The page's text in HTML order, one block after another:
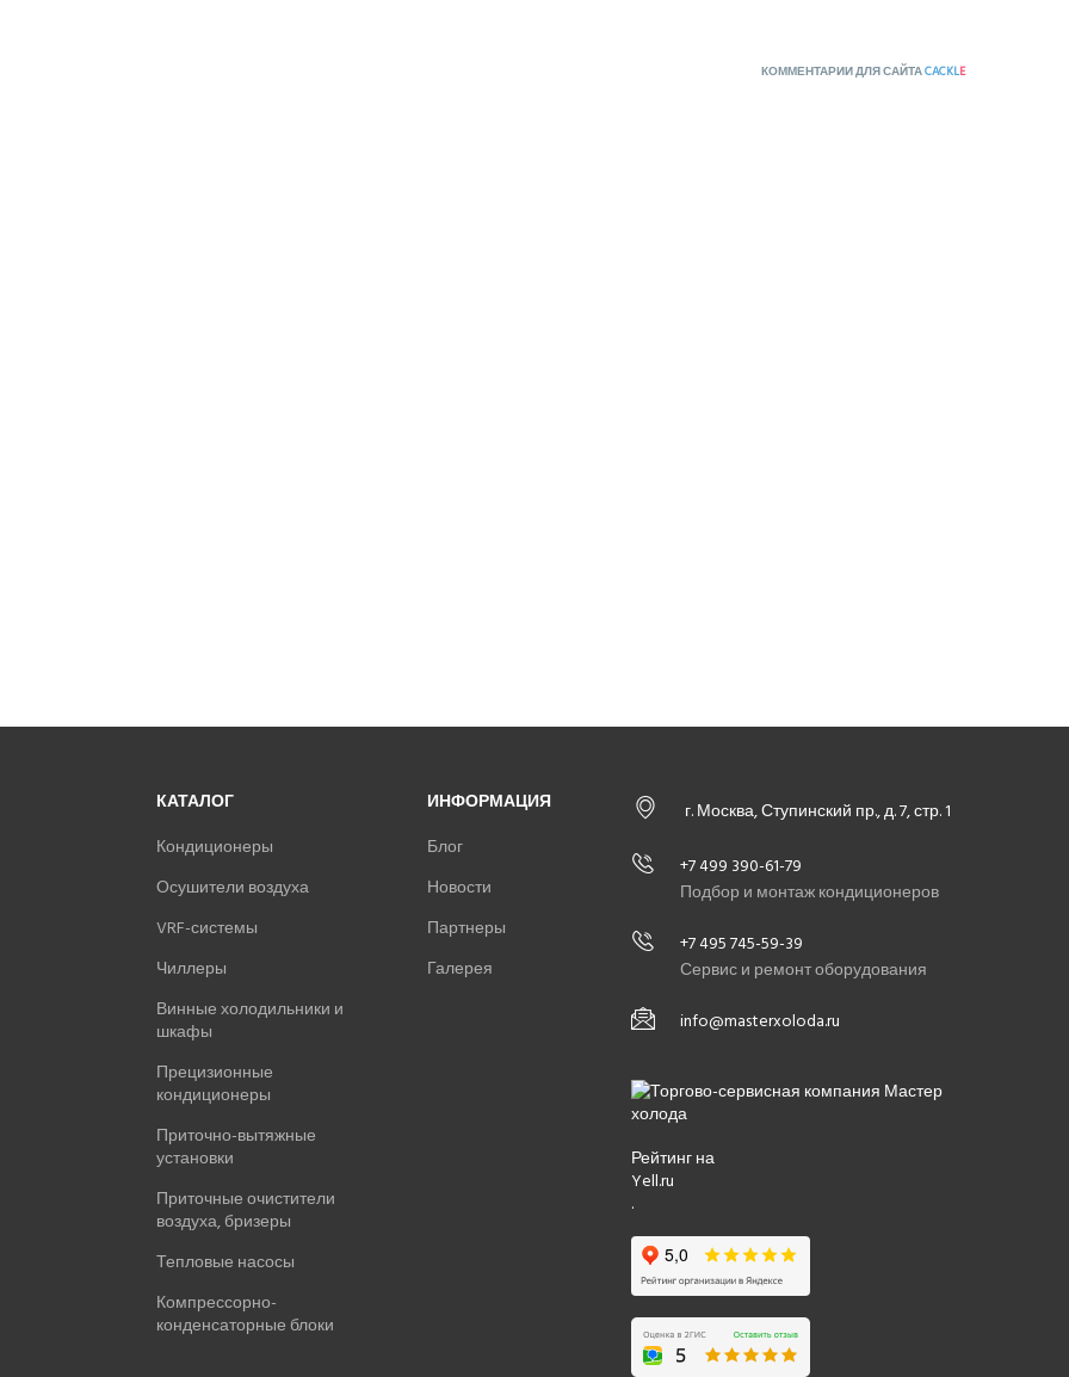
КОММЕНТАРИИ ДЛЯ САЙТАCACKLE
КАТАЛОГ
Кондиционеры
Осушители воздуха
VRF-системы
Чиллеры
Винные холодильники и
шкафы
Прецизионные
кондиционеры
Приточно-вытяжные
установки
Приточные очистители
воздуха, бризеры
Тепловые насосы
Компрессорно-
конденсаторные блоки
ИНФОРМАЦИЯ
Блог
Новости
Партнеры
Галерея
г. Москва, Ступинский пр., д. 7, стр. 1
+7 499 390-61-79
Подбор и монтаж кондиционеров
+7 495 745-59-39
Сервис и ремонт оборудования
info@masterxoloda.ru
Рейтинг на
Yell.ru
.